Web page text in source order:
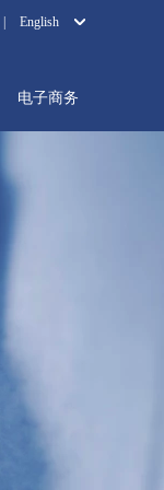
English
电子商务